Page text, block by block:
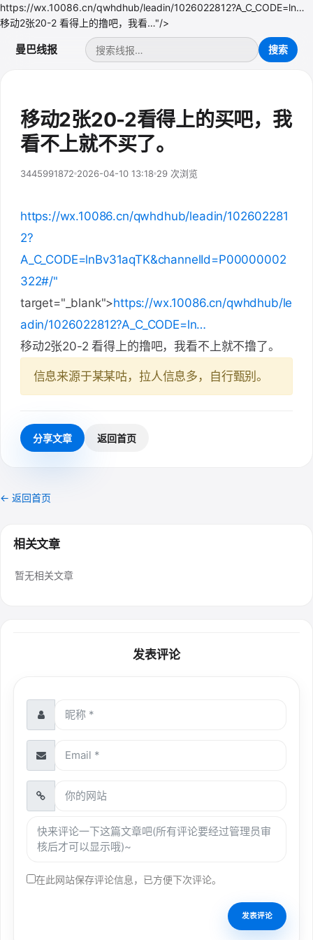
https://wx.10086.cn/qwhdhub/leadin/1026022812?A_C_CODE=ln…
移动2张20-2 看得上的撸吧，我看…"/>
曼巴线报
移动2张20-2看得上的买吧，我
看不上就不买了。
3445991872 2026-04-10 13:18 29 次浏览
https://wx.10086.cn/qwhdhub/leadin/102602281
2?
A_C_CODE=lnBv31aqTK&channelId=P00000002
322#/"
target="_blank">https://wx.10086.cn/qwhdhub/le
adin/1026022812?A_C_CODE=ln…
移动2张20-2 看得上的撸吧，我看不上就不撸了。
信息来源于某某咕，拉人信息多，自行甄别。
分享文章 返回首页
← 返回首页
相关文章
暂无相关文章
发表评论
在此网站保存评论信息，已方便下次评论。